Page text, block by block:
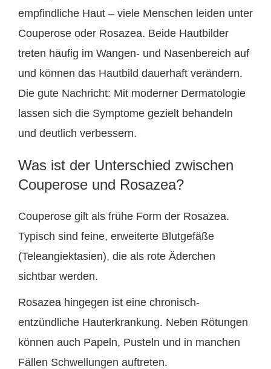
empfindliche Haut – viele Menschen leiden unter
Couperose oder Rosazea. Beide Hautbilder
treten häufig im Wangen- und Nasenbereich auf
und können das Hautbild dauerhaft verändern.
Die gute Nachricht: Mit moderner Dermatologie
lassen sich die Symptome gezielt behandeln
und deutlich verbessern.
Was ist der Unterschied zwischen
Couperose und Rosazea?
Couperose gilt als frühe Form der Rosazea.
Typisch sind feine, erweiterte Blutgefäße
(Teleangiektasien), die als rote Äderchen
sichtbar werden.
Rosazea hingegen ist eine chronisch-
entzündliche Hauterkrankung. Neben Rötungen
können auch Papeln, Pusteln und in manchen
Fällen Schwellungen auftreten.